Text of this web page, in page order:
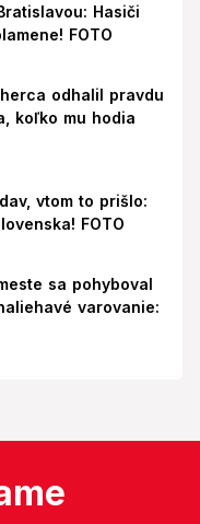
Hasiči
FOTO
odhalil pravdu
koľko mu hodia
vtom to prišlo:
FOTO
sa pohyboval
varovanie: